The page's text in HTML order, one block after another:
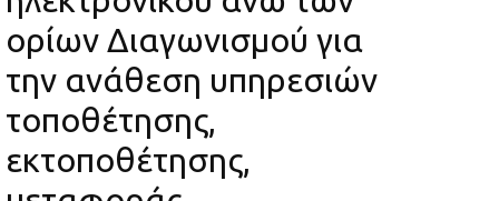
ορίων Διαγωνισμού για
την ανάθεση υπηρεσιών
τοποθέτησης,
εκτοποθέτησης,